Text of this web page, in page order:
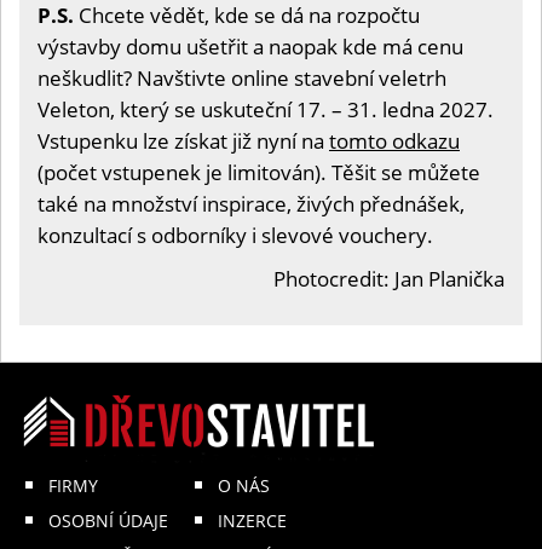
P.S. Chcete vědět, kde se dá na rozpočtu
výstavby domu ušetřit a naopak kde má cenu
neškudlit? Navštivte online stavební veletrh
Veleton, který se uskuteční 17. – 31. ledna 2027.
Vstupenku lze získat již nyní na tomto odkazu
(počet vstupenek je limitován). Těšit se můžete
také na množství inspirace, živých přednášek,
konzultací s odborníky i slevové vouchery.
Photocredit: Jan Planička
FIRMY
OSOBNÍ ÚDAJE
O NÁS
INZERCE